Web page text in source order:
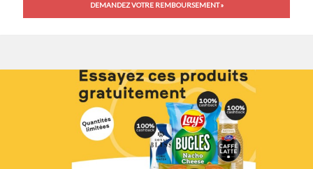
DEMANDEZ VOTRE REMBOURSEMENT »